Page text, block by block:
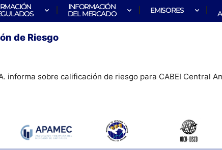
INFORMACIÓN
DEL MERCADO
EMISORES
de Riesgo
informa sobre calificación de riesgo para CABEI Central